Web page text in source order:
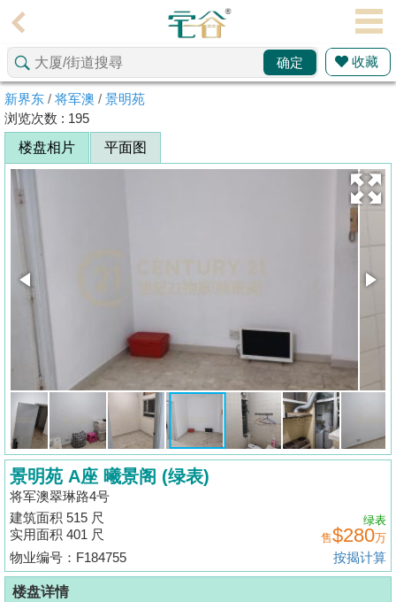
理
主
页
搵
楼/
成
交
放
按
揭
地
产
博
客
地
产
确定 收藏
新界东 / 将军澳 / 景明苑
浏览次数 : 195
楼盘相片
平面图
景明苑 A座 曦景阁 (绿表)
将军澳翠琳路4号
建筑面积 515 尺
实用面积 401 尺
售
绿表
$280万
物业编号：F184755 按揭计算
楼盘详情